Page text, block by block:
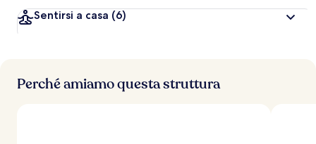
Sentirsi a casa (6)
Perché amiamo questa struttura